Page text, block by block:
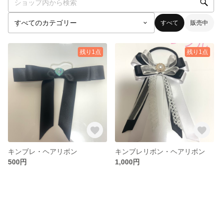
すべて 販売中
残り1点
キンブレ・ヘアリボン
500円
残り1点
キンブレリボン・ヘアリボン
1,000円